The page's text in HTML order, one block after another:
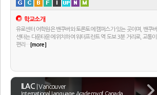
학교소개
유로센터 어학원은 밴쿠버와 토론토에 캠퍼스가 있는 곳이며, 밴쿠버
센터는 다운타운에 위치하여 워터프런트 역 도보 3분 거리로, 교통이
편리… [more]
ILAC | Vancouver
International Language Academy of Canada